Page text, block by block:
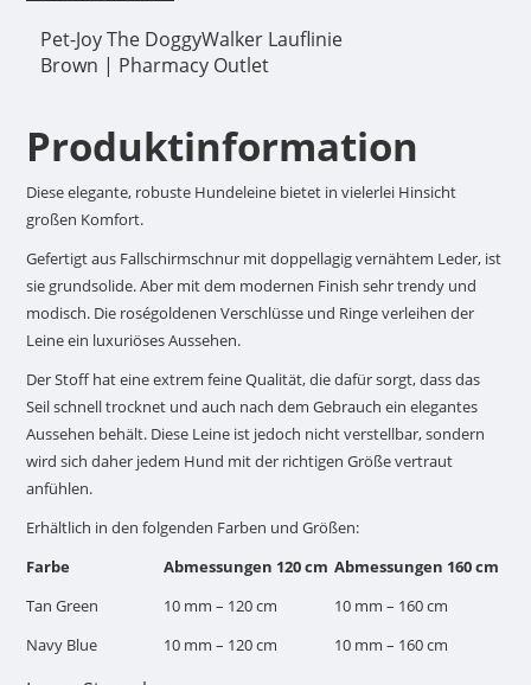
Pet-Joy The DoggyWalker Lauflinie
Brown | Pharmacy Outlet
Produktinformation
Diese elegante, robuste Hundeleine bietet in vielerlei Hinsicht
großen Komfort.
Gefertigt aus Fallschirmschnur mit doppellagig vernähtem Leder, ist
sie grundsolide. Aber mit dem modernen Finish sehr trendy und
modisch. Die roségoldenen Verschlüsse und Ringe verleihen der
Leine ein luxuriöses Aussehen.
Der Stoff hat eine extrem feine Qualität, die dafür sorgt, dass das
Seil schnell trocknet und auch nach dem Gebrauch ein elegantes
Aussehen behält. Diese Leine ist jedoch nicht verstellbar, sondern
wird sich daher jedem Hund mit der richtigen Größe vertraut
anfühlen.
Erhältlich in den folgenden Farben und Größen:
Farbe
Abmessungen 120 cm Abmessungen 160 cm
Tan Green
10 mm – 120 cm
10 mm – 160 cm
Navy Blue
10 mm – 120 cm
10 mm – 160 cm